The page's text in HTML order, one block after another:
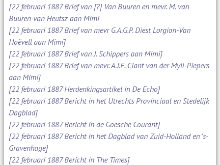
[22 februari 1887 Brief van [?] Van Buuren en mevr. M. van
Buuren-van Heutsz aan Mimi
[22 februari 1887 Brief van mevr G.A.G.P. Diest Lorgion-Van
Hoëvell aan Mimi]
[22 februari 1887 Brief van J. Schippers aan Mimi]
[22 februari 1887 Brief van mevr. A.J.F. Clant van der Myll-Piepers
aan Mimi]
[22 februari 1887 Herdenkingsartikel in De Echo]
[22 februari 1887 Bericht in het Utrechts Provinciaal en Stedelijk
Dagblad]
[22 februari 1887 Bericht in de Goesche Courant]
[22 februari 1887 Bericht in het Dagblad van Zuid-Holland en 's-
Gravenhage]
[22 februari 1887 Bericht in The Times]